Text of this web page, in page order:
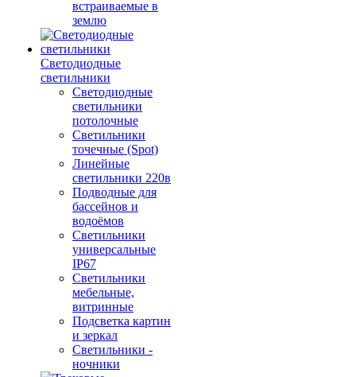
встраиваемые в
землю
Светодиодные
светильники
Светодиодные
светильники
потолочные
Светильники
точечные (Spot)
Линейные
светильники 220в
Подводные для
бассейнов и
водоёмов
Светильники
универсальные
IP67
Светильники
мебельные,
витринные
Подсветка картин
и зеркал
Светильники -
ночники